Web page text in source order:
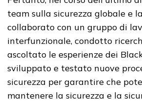
team sulla sicurezza globale e
collaborato con un gruppo di
interfunzionale, condotto
ascoltato le esperienze dei
sviluppato e testato nuove
sicurezza per garantire che
mantenere la sicurezza e la